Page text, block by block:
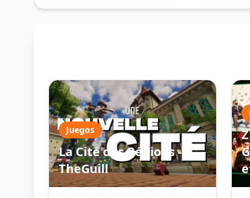
Juegos
La Cité des Régions -
TheGuill